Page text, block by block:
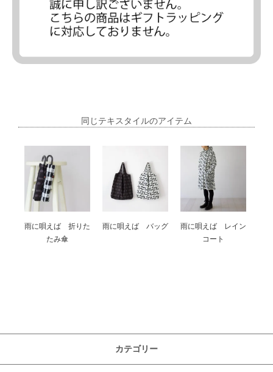
同じテキスタイルのアイテム
雨に唄えば 折りた
たみ傘
雨に唄えば バッグ
雨に唄えば レイン
コート
カテゴリー